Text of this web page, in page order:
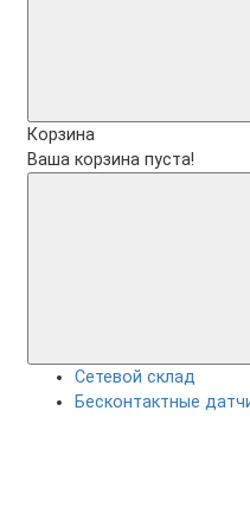
Корзина
Ваша корзина пуста!
Сетевой склад
Бесконтактные